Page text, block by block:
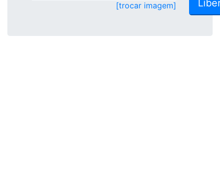
[trocar imagem]